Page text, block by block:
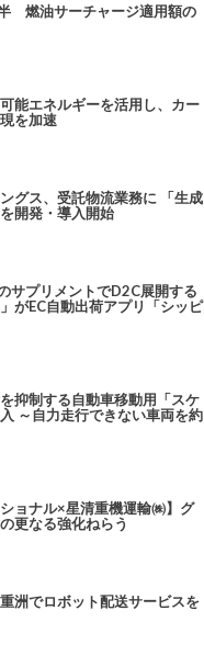
燃油サーチャージ適用額の
能エネルギーを活用し、カー
を加速
グス、受託物流業務に 「生成
開発・導入開始
サプリメントでD2C展開する
がEC自動出荷アプリ「シッピ
抑制する自動車移動用「スケ
～自力走行できない車両を約
ョナル×星清重機運輸㈱】グ
更なる強化ねらう
洲でロボット配送サービスを